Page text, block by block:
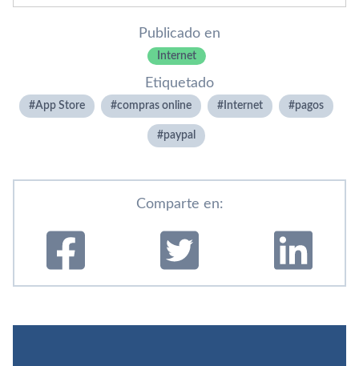
Publicado en
Internet
Etiquetado
App Store compras online Internet pagos
paypal
Comparte en: